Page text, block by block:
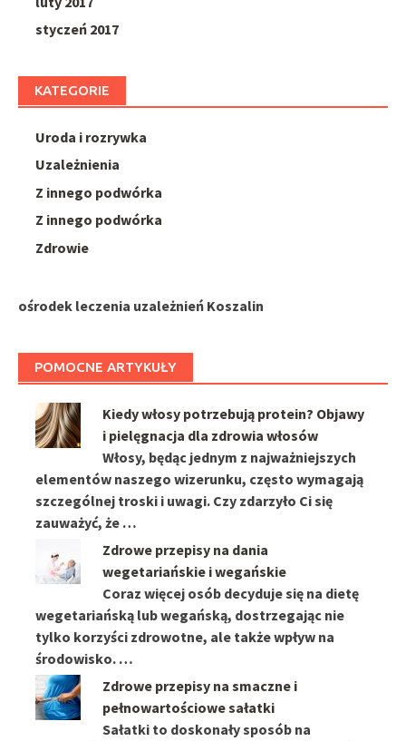
styczeń 2017
KATEGORIE
Uroda i rozrywka
Uzależnienia
Z innego podwórka
Z innego podwórka
Zdrowie
ośrodek leczenia uzależnień Koszalin
POMOCNE ARTYKUŁY
Kiedy włosy potrzebują protein? Objawy
i pielęgnacja dla zdrowia włosów
Włosy, będąc jednym z najważniejszych
elementów naszego wizerunku, często wymagają
szczególnej troski i uwagi. Czy zdarzyło Ci się
zauważyć, że …
Zdrowe przepisy na dania
wegetariańskie i wegańskie
Coraz więcej osób decyduje się na dietę
wegetariańską lub wegańską, dostrzegając nie
tylko korzyści zdrowotne, ale także wpływ na
środowisko. …
Zdrowe przepisy na smaczne i
pełnowartościowe sałatki
Sałatki to doskonały sposób na